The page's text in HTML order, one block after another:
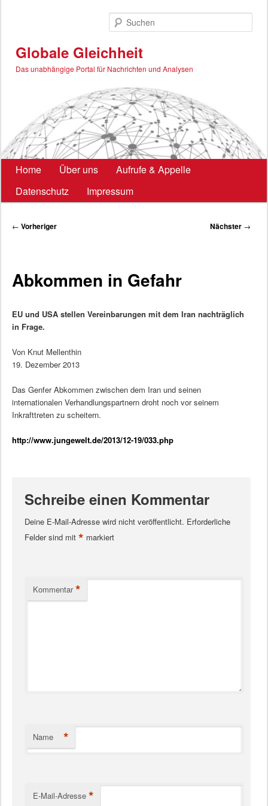
Globale Gleichheit
Das unabhängige Portal für Nachrichten und Analysen
Hauptmenü
Home Über uns
Aufrufe & Appelle
Datenschutz
Impressum
Beitragsnavigation
← Vorheriger Nächster →
Abkommen in Gefahr
EU und USA stellen Vereinbarungen mit dem Iran nachträglich
in Frage.
Von Knut Mellenthin
19. Dezember 2013
Das Genfer Abkommen zwischen dem Iran und seinen
internationalen Verhandlungspartnern droht noch vor seinem
Inkrafttreten zu scheitern.
http://www.jungewelt.de/2013/12-19/033.php
Schreibe einen Kommentar
Deine E-Mail-Adresse wird nicht veröffentlicht. Erforderliche
Felder sind mit * markiert
Kommentar *
Name *
E-Mail-Adresse *